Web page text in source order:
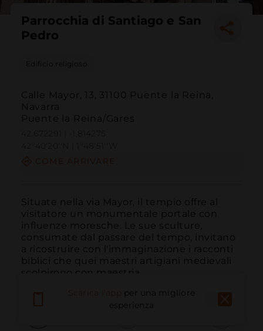
Parrocchia di Santiago e San
Pedro
Edificio religioso
Calle Mayor, 13, 31100 Puente la Reina,
Navarra
Puente la Reina/Gares
Situate nella via Mayor, il tempio offre al
visitatore un monumentale portale con
influenze moresche. Le sue sculture,
consumate dal passare del tempo, invitano
a ricostruire con l'immaginazione i racconti
biblici che quei maestri artigiani medievali
scolpirono con maestria.
per una migliore
esperienza